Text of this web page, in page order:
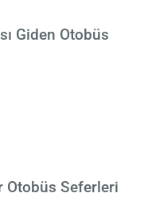
Giden Otobüs
Otobüs Seferleri